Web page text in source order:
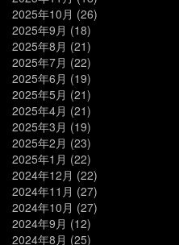
2025年10月 (26)
2025年9月 (18)
2025年8月 (21)
2025年7月 (22)
2025年6月 (19)
2025年5月 (21)
2025年4月 (21)
2025年3月 (19)
2025年2月 (23)
2025年1月 (22)
2024年12月 (22)
2024年11月 (27)
2024年10月 (27)
2024年9月 (12)
2024年8月 (25)